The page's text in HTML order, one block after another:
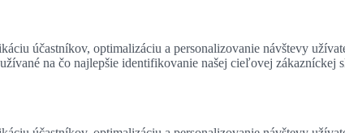
účastníkov, optimalizáciu a personalizovanie návštevy
na čo najlepšie identifikovanie našej cieľovej zákazníckej